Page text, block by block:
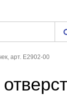
арт. E2902-00